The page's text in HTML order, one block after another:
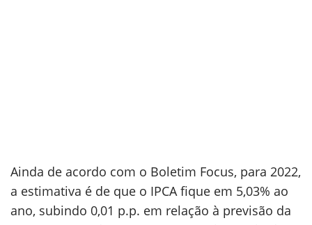
Ainda de acordo com o Boletim Focus, para 2022,
a estimativa é de que o IPCA fique em 5,03% ao
ano, subindo 0,01 p.p. em relação à previsão da